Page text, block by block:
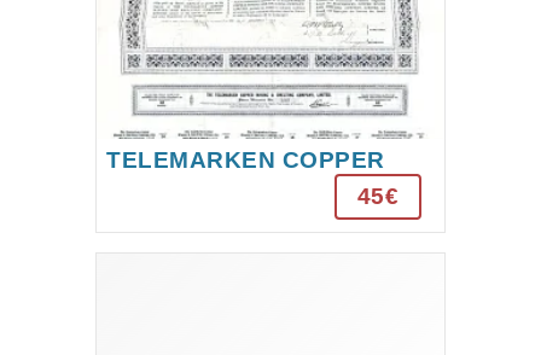
TELEMARKEN COPPER
MINING ET SMELTING
COMPANY LIMITED
45€